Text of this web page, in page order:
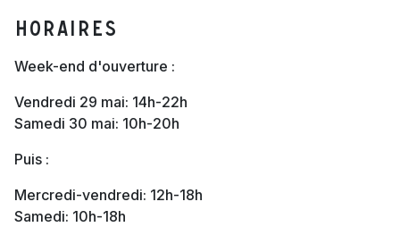
Horaires
Week-end d'ouverture :
Vendredi 29 mai: 14h-22h
Samedi 30 mai: 10h-20h
Puis :
Mercredi-vendredi: 12h-18h
Samedi: 10h-18h